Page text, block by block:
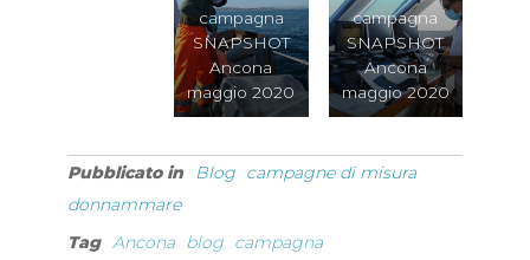
campagna
SNAPSHOT
Ancona
maggio 2020
campagna
SNAPSHOT
Ancona
maggio 2020
Pubblicato in Blog campagne di misura
donnammare
Tag Ancona blog campagna